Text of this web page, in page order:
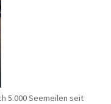
5.000 Seemeilen seit